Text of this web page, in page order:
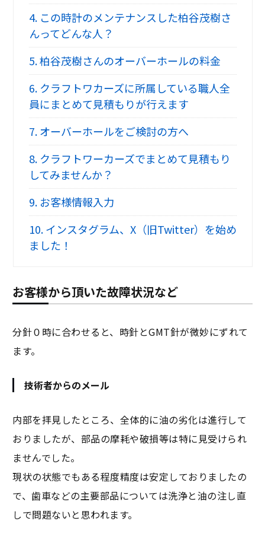
4.この時計のメンテナンスした柏谷茂樹さ
んってどんな人？
5.柏谷茂樹さんのオーバーホールの料金
6.クラフトワカーズに所属している職人全
員にまとめて見積もりが行えます
7.オーバーホールをご検討の方へ
8.クラフトワーカーズでまとめて見積もり
してみませんか？
9.お客様情報入力
10.インスタグラム、X（旧Twitter）を始め
ました！
お客様から頂いた故障状況など
分針０時に合わせると、時針とGMT針が微妙にずれて
ます。
技術者からのメール
内部を拝見したところ、全体的に油の劣化は進行して
おりましたが、部品の摩耗や破損等は特に見受けられ
ませんでした。
現状の状態でもある程度精度は安定しておりましたの
で、歯車などの主要部品については洗浄と油の注し直
しで問題ないと思われます。